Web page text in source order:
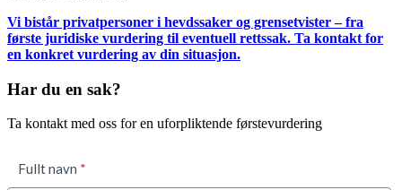
Vi bistår privatpersoner i hevdssaker og grensetvister – fra
første juridiske vurdering til eventuell rettssak. Ta kontakt for
en konkret vurdering av din situasjon.
Har du en sak?
Ta kontakt med oss for en uforpliktende førstevurdering
Fullt navn *